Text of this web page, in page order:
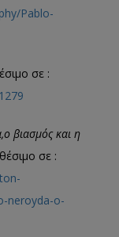
Pablo-
σε :
βιασμός και η
σε :
neroyda-o-